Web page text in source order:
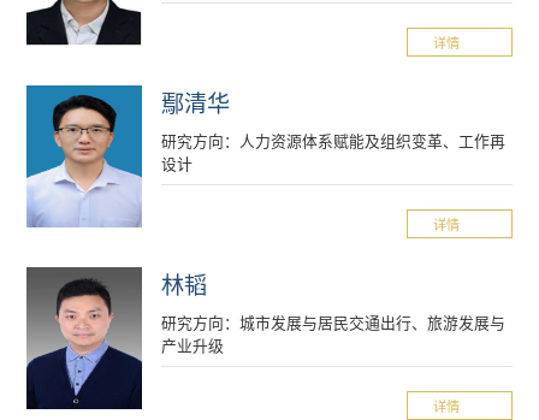
详情
鄢清华
研究方向：人力资源体系赋能及组织变革、工作再
设计
详情
林韬
研究方向：城市发展与居民交通出行、旅游发展与
产业升级
详情